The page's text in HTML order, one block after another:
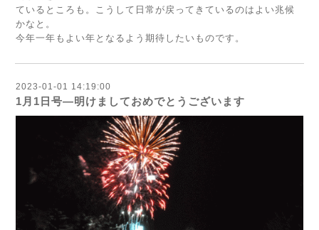
ているところも。こうして日常が戻ってきているのはよい兆候
かなと。
今年一年もよい年となるよう期待したいものです。
2023-01-01 14:19:00
1月1日号―明けましておめでとうございます